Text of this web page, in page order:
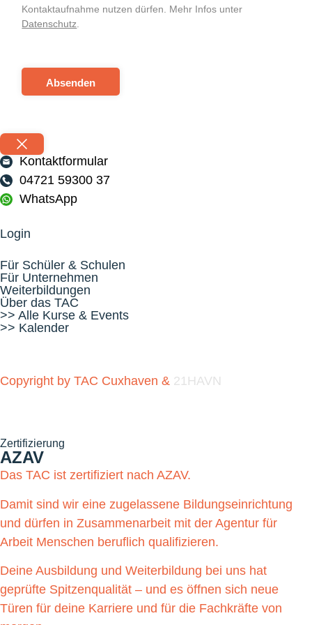
Kontaktaufnahme nutzen dürfen. Mehr Infos unter
Datenschutz.
Absenden
Kontaktformular
04721 59300 37
WhatsApp
Login
Für Schüler & Schulen
Für Unternehmen
Weiterbildungen
Über das TAC
>> Alle Kurse & Events
>> Kalender
Copyright by TAC Cuxhaven & 21HAVN
Zertifizierung
AZAV
Das TAC ist zertifiziert nach AZAV.
Damit sind wir eine zugelassene Bildungseinrichtung
und dürfen in Zusammenarbeit mit der Agentur für
Arbeit Menschen beruflich qualifizieren.
Deine Ausbildung und Weiterbildung bei uns hat
geprüfte Spitzenqualität – und es öffnen sich neue
Türen für deine Karriere und für die Fachkräfte von